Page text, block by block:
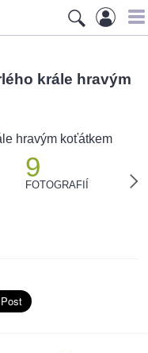
krále hravým
9
FOTOGRAFIÍ